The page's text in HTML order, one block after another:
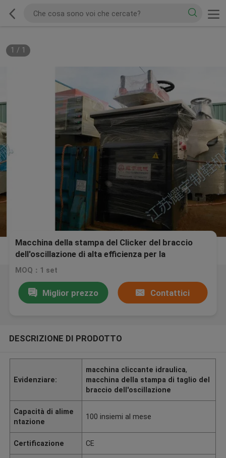
1 / 1
Macchina della stampa del Clicker del braccio
dell'oscillazione di alta efficienza per la
soppressione dell'Assemblea della clip del
MOQ：1 set
Miglior prezzo Contattici
DESCRIZIONE DI PRODOTTO
Evidenziare:
macchina cliccante idraulica,
macchina della stampa di taglio del
braccio dell'oscillazione
Capacità di alime
ntazione
100 insiemi al mese
Certificazione CE